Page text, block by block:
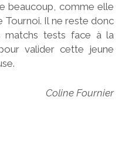
beaucoup, comme elle
Tournoi. Il ne reste donc
matchs tests face à la
valider cette jeune
Coline Fournier